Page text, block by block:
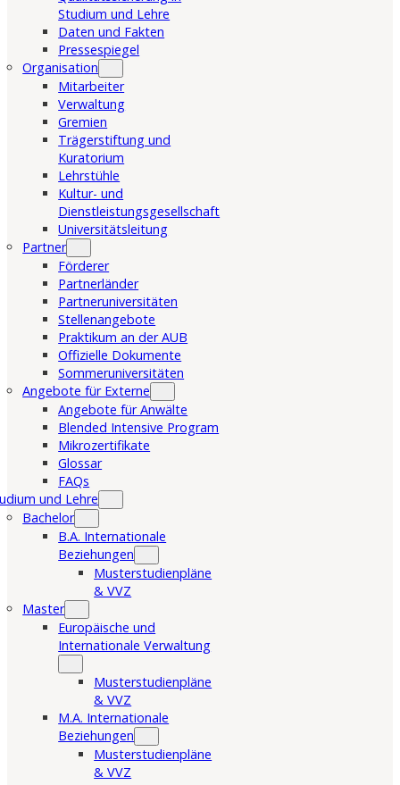
Studium und Lehre
Daten und Fakten
Pressespiegel
Organisation
Mitarbeiter
Verwaltung
Gremien
Trägerstiftung und
Kuratorium
Lehrstühle
Kultur- und
Dienstleistungsgesellschaft
Universitätsleitung
Partner
Förderer
Partnerländer
Partneruniversitäten
Stellenangebote
Praktikum an der AUB
Offizielle Dokumente
Sommeruniversitäten
Angebote für Externe
Angebote für Anwälte
Blended Intensive Program
Mikrozertifikate
Glossar
FAQs
und Lehre
Bachelor
B.A. Internationale
Beziehungen
Musterstudienpläne
& VVZ
Master
Europäische und
Internationale Verwaltung
Musterstudienpläne
& VVZ
M.A. Internationale
Beziehungen
Musterstudienpläne
& VVZ